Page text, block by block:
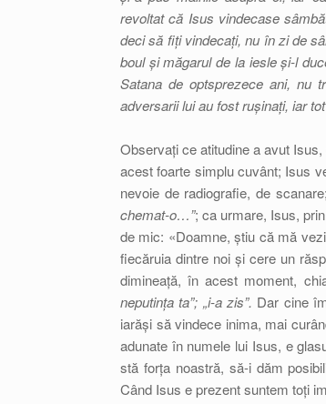
revoltat că Isus vindecase
deci să fiți vindecați, nu în zi de
boul și măgarul de la iesle și-l
Satana de optsprezece ani, nu
adversarii lui au fost rușinați, iar
Observați ce atitudine a avut
acest foarte simplu cuvânt; Isus
nevoie de radiografie, de
chemat-o…”; ca urmare, Isus,
de mic: «Doamne, știu că mă
fiecăruia dintre noi și cere un
dimineață, în acest moment,
neputința ta”; „i-a zis”. Dar cine
iarăși să vindece inima, mai
adunate în numele lui Isus, e
stă forța noastră, să-i dăm
Când Isus e prezent suntem toți